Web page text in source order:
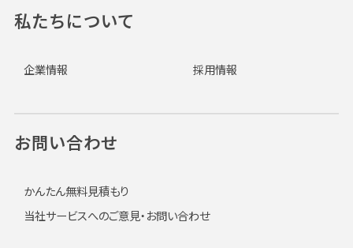
私たちについて
企業情報 採用情報
お問い合わせ
かんたん無料見積もり
当社サービスへのご意見・お問い合わせ